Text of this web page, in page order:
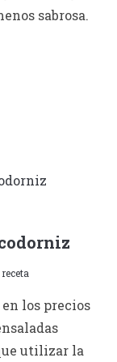
sabrosa.
los precios
utilizar la